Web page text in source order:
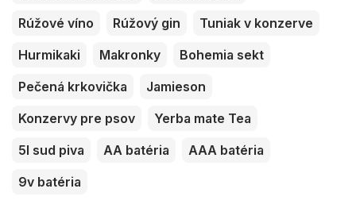
Rúžové víno
Rúžový gin
Tuniak v konzerve
Hurmikaki
Makronky
Bohemia sekt
Pečená krkovička
Jamieson
Konzervy pre psov
Yerba mate Tea
5l sud piva
AA batéria
AAA batéria
9v batéria